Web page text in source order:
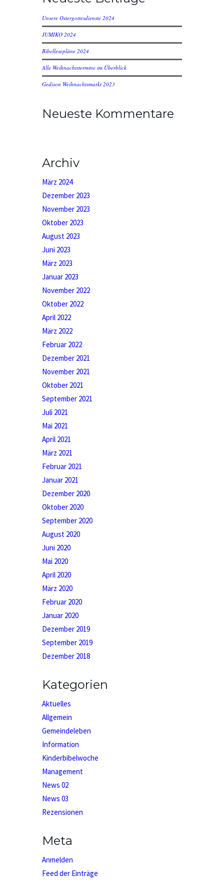
Unsere Ostergottesdienste 2024
JUMIKO 2024
Bibellesepläne 2024
Alle Weihnachtstermine im Überblick
Gedison Weihnachtsmarkt 2023
Neueste Kommentare
Archiv
März 2024
Dezember 2023
November 2023
Oktober 2023
August 2023
Juni 2023
März 2023
Januar 2023
November 2022
Oktober 2022
April 2022
März 2022
Februar 2022
Dezember 2021
November 2021
Oktober 2021
September 2021
Juli 2021
Mai 2021
April 2021
März 2021
Februar 2021
Januar 2021
Dezember 2020
Oktober 2020
September 2020
August 2020
Juni 2020
Mai 2020
April 2020
März 2020
Februar 2020
Januar 2020
Dezember 2019
September 2019
Dezember 2018
Kategorien
Aktuelles
Allgemein
Gemeindeleben
Information
Kinderbibelwoche
Management
News 02
News 03
Rezensionen
Meta
Anmelden
Feed der Einträge